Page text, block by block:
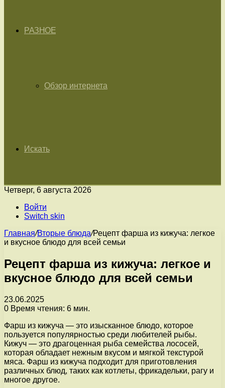
РАЗНОЕ
Обзор интернета
Искать
Четверг, 6 августа 2026
Войти
Switch skin
Главная/Вторые блюда/Рецепт фарша из кижуча: легкое
и вкусное блюдо для всей семьи
Рецепт фарша из кижуча: легкое и
вкусное блюдо для всей семьи
23.06.2025
0 Время чтения: 6 мин.
Фарш из кижуча — это изысканное блюдо, которое
пользуется популярностью среди любителей рыбы.
Кижуч — это драгоценная рыба семейства лососей,
которая обладает нежным вкусом и мягкой текстурой
мяса. Фарш из кижуча подходит для приготовления
различных блюд, таких как котлеты, фрикадельки, рагу и
многое другое.